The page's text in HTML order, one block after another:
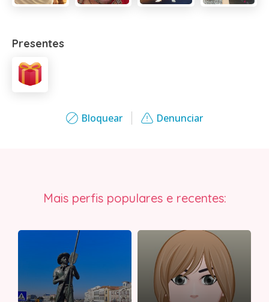
Bloquear Denunciar
Presentes
Mais perfis populares e recentes: